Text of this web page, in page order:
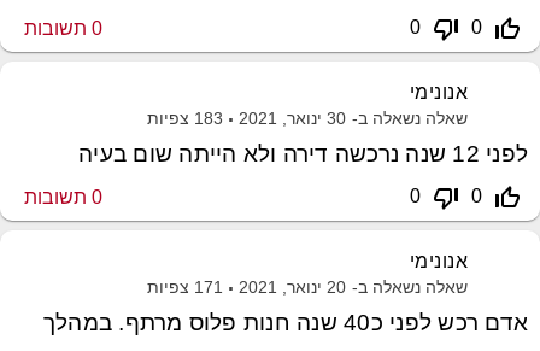
thumb_up_off_alt
0
thumb_down_off_alt
0
0 תשובות
אנונימי
שאלה נשאלה ב- 30 ינואר, 2021 183 צפיות
לפני 12 שנה נרכשה דירה ולא הייתה שום בעיה
thumb_up_off_alt
0
thumb_down_off_alt
0
0 תשובות
אנונימי
שאלה נשאלה ב- 20 ינואר, 2021 171 צפיות
אדם רכש לפני כ40 שנה חנות פלוס מרתף. במהלך